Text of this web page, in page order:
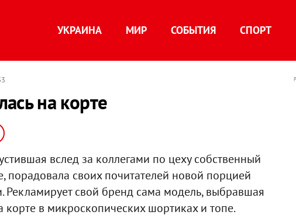
УКРАИНА МИР СОБЫТИЯ СПОРТ
на корте
вслед за коллегами по цехусобственный
порадовала своих почитателей новой порцией
Рекламирует свой бренд сама модель, выбравшая
корте в микроскопических шортиках и топе.